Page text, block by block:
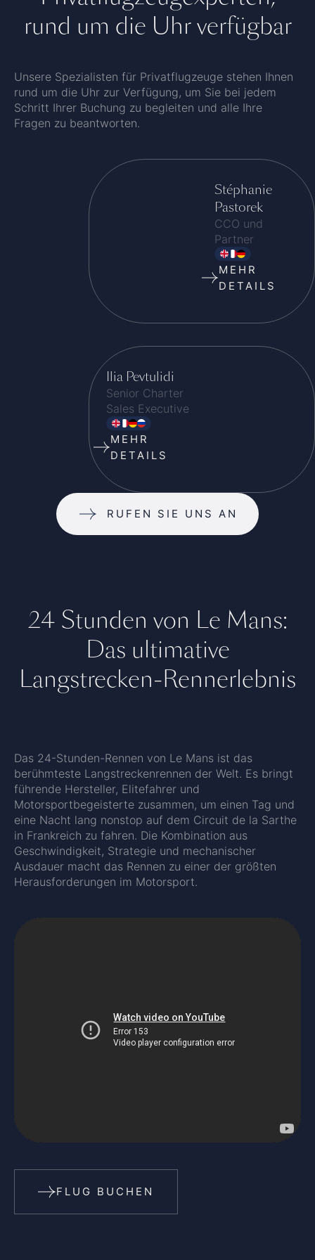
rund um die Uhr verfügbar
Unsere Spezialisten für Privatflugzeuge stehen Ihnen
rund um die Uhr zur Verfügung, um Sie bei jedem
Schritt Ihrer Buchung zu begleiten und alle Ihre
Fragen zu beantworten.
Stéphanie
Pastorek
CCO und
Partner
MEHR
DETAILS
Ilia Pevtulidi
Senior Charter
Sales Executive
MEHR
DETAILS
RUFEN SIE UNS AN
24 Stunden von Le Mans:
Das ultimative
Langstrecken-Rennerlebnis
Das 24-Stunden-Rennen von Le Mans ist das
berühmteste Langstreckenrennen der Welt. Es bringt
führende Hersteller, Elitefahrer und
Motorsportbegeisterte zusammen, um einen Tag und
eine Nacht lang nonstop auf dem Circuit de la Sarthe
in Frankreich zu fahren. Die Kombination aus
Geschwindigkeit, Strategie und mechanischer
Ausdauer macht das Rennen zu einer der größten
Herausforderungen im Motorsport.
FLUG BUCHEN